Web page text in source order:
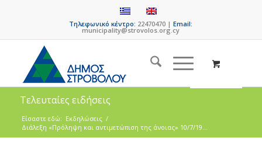
Τηλεφωνικό κέντρο: 22470470 |Email:
municipality@strovolos.org.cy
Τελευταίες ειδήσεις
Είσαστε εδώ: Εκδηλώσεις /
Διάλεξη «Πρόληψη και αντιμετώπιση της άνοιας» 10/7/19...